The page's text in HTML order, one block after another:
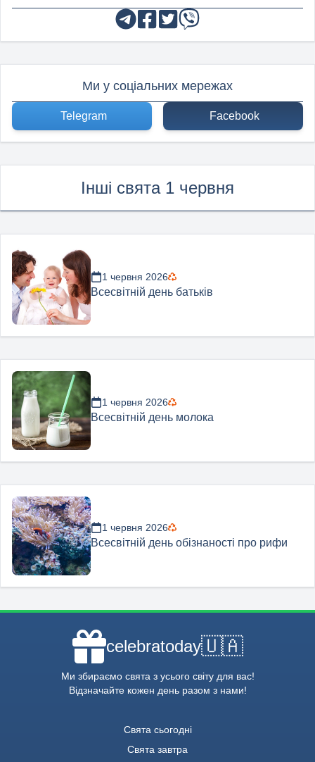
Ми у соціальних мережах
Telegram Facebook
Інші свята 1 червня
1 червня 2026
Всесвітній день батьків
1 червня 2026
Всесвітній день молока
1 червня 2026
Всесвітній день обізнаності про рифи
celebratoday🇺🇦
Ми збираємо свята з усього світу для вас!
Відзначайте кожен день разом з нами!
Свята сьогодні
Свята завтра